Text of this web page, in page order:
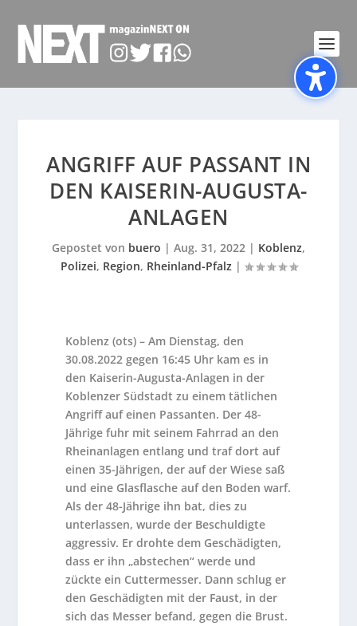
ANGRIFF AUF PASSANT IN
DEN KAISERIN-AUGUSTA-
ANLAGEN
Gepostet von buero | Aug. 31, 2022 | Koblenz,
Polizei, Region, Rheinland-Pfalz|
Koblenz (ots) – Am Dienstag, den
30.08.2022 gegen 16:45 Uhr kam es in
den Kaiserin-Augusta-Anlagen in der
Koblenzer Südstadt zu einem tätlichen
Angriff auf einen Passanten. Der 48-
Jährige fuhr mit seinem Fahrrad an den
Rheinanlagen entlang und traf dort auf
einen 35-Jährigen, der auf der Wiese saß
und eine Glasflasche auf den Boden warf.
Als der 48-Jährige ihn bat, dies zu
unterlassen, wurde der Beschuldigte
aggressiv. Er drohte dem Geschädigten,
dass er ihn „abstechen“ werde und
zückte ein Cuttermesser. Dann schlug er
den Geschädigten mit der Faust, in der
sich das Messer befand, gegen die Brust.